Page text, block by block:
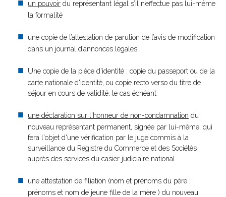
un pouvoir du représentant légal s’il n’effectue pas lui-même
la formalité
une copie de l’attestation de parution de l’avis de modification
dans un journal d’annonces légales
Une copie de la pièce d'identité : copie du passeport ou de la
carte nationale d'identité, ou copie recto verso du titre de
séjour en cours de validité, le cas échéant
une déclaration sur l'honneur de non-condamnation du
nouveau représentant permanent, signée par lui-même, qui
fera l'objet d'une vérification par le juge commis à la
surveillance du Registre du Commerce et des Sociétés
auprès des services du casier judiciaire national.
une attestation de filiation (nom et prénoms du père ;
prénoms et nom de jeune fille de la mère ) du nouveau